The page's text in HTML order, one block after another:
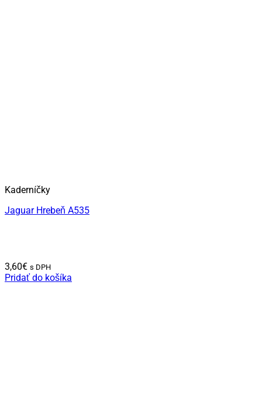
Kaderníčky
Jaguar Hrebeň A535
3,60€ s DPH
Pridať do košíka